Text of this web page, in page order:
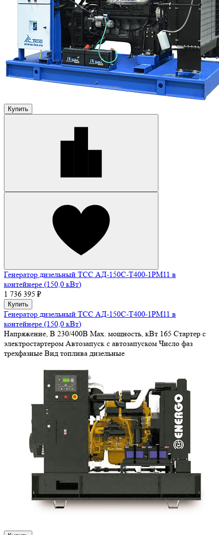
Купить
Генератор дизельный ТСС АД-150С-Т400-1РМ11 в
контейнере (150,0 кВт)
1 736 395 ₽
Купить
Генератор дизельный ТСС АД-150С-Т400-1РМ11 в
контейнере (150,0 кВт)
Напряжение, В 230/400В Max. мощность, кВт 165 Стартер с
электростартером Автозапуск с автозапуском Число фаз
трехфазные Вид топлива дизельные